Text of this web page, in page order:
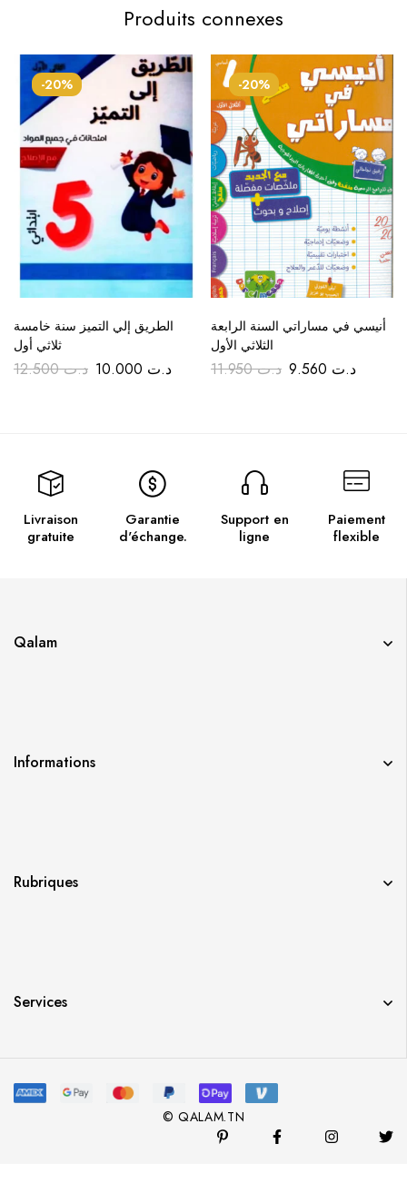
Produits connexes
-20%
الطريق إلي التميز سنة خامسة
ثلاثي أول
د.ت12.500 د.ت
-20%
أنيسي في مساراتي السنة الرابعة
الثلاثي الأول
د.ت11.950 د.ت
Livraison
gratuite
Garantie
d'échange.
Support en
ligne
Paiement
flexible
Qalam
Informations
Rubriques
Services
© QALAM.TN